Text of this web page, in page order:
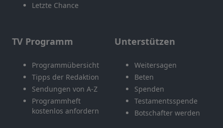
Letzte Chance
TV Programm
Programmübersicht
Tipps der Redaktion
Sendungen von A-Z
Programmheft
kostenlos anfordern
Unterstützen
Weitersagen
Beten
Spenden
Testamentsspende
Botschafter werden